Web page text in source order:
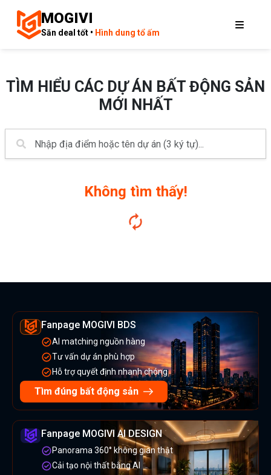
MOGIVI
Săn deal tốt • Hình dung tổ ấm
TÌM HIỂU CÁC DỰ ÁN BẤT ĐỘNG SẢN
MỚI NHẤT
Không tìm thấy!
Fanpage MOGIVI BDS
AI matching nguồn hàng
Tư vấn dự án phù hợp
Hỗ trợ quyết định nhanh chóng
Tìm đúng bất động sản
Fanpage MOGIVI AI DESIGN
Panorama 360° không gian thật
Cải tạo nội thất bằng AI